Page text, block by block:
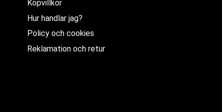
Köpvillkor
Hur handlar jag?
Policy och cookies
Reklamation och retur